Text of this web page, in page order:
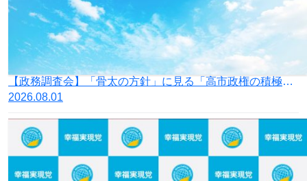
【政務調査会】「骨太の方針」に見る「高市政権の積極財政」の落とし穴
2026.08.01